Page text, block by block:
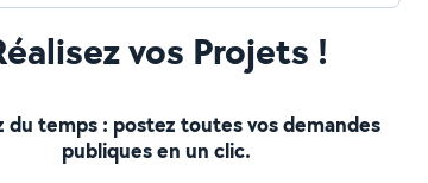
vos Projets !
du temps : postez toutes vos demandes
publiques en un clic.